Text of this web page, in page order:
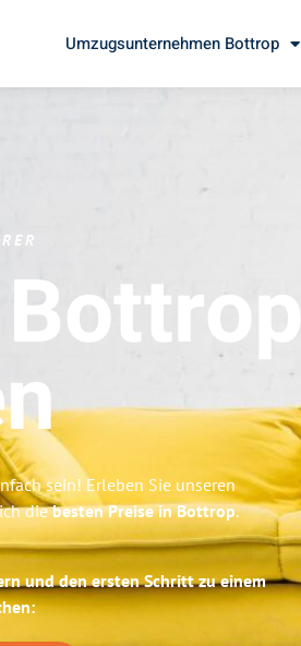
Umzugsunternehmen Bottrop
sein! Erleben Sie unseren
diebesten Preise in Bottrop.
und den ersten Schritt zu einem